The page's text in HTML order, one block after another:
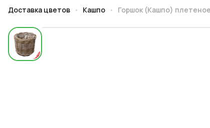
Доставка цветов Кашпо Горшок (Кашпо)